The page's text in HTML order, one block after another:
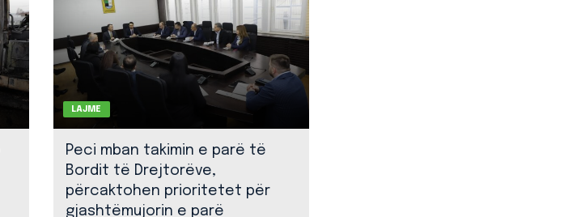
LAJME
Peci mban takimin e parë të
Bordit të Drejtorëve,
përcaktohen prioritetet për
gjashtëmujorin e parë